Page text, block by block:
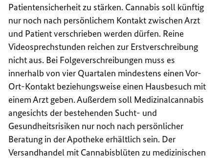
Patientensicherheit zu stärken. Cannabis soll künftig
nur noch nach persönlichem Kontakt zwischen Arzt
und Patient verschrieben werden dürfen. Reine
Videosprechstunden reichen zur Erstverschreibung
nicht aus. Bei Folgeverschreibungen muss es
innerhalb von vier Quartalen mindestens einen Vor-
Ort-Kontakt beziehungsweise einen Hausbesuch mit
einem Arzt geben. Außerdem soll Medizinalcannabis
angesichts der bestehenden Sucht- und
Gesundheitsrisiken nur noch nach persönlicher
Beratung in der Apotheke erhältlich sein. Der
Versandhandel mit Cannabisblüten zu medizinischen